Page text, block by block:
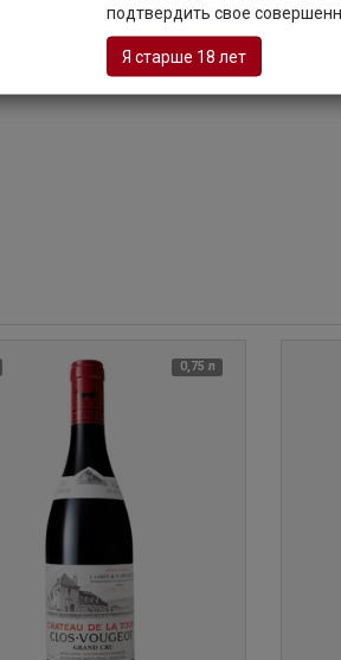
0,75 л
подтвердить свое
Я старше 18 лет